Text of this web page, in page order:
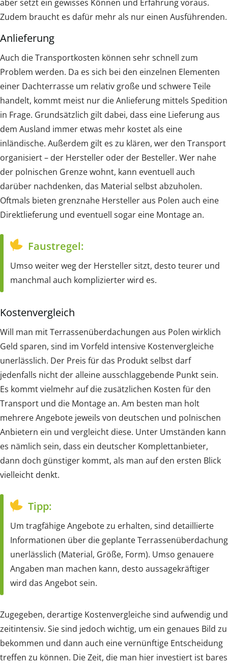
aber setzt ein gewisses Können und Erfahrung voraus.
Zudem braucht es dafür mehr als nur einen Ausführenden.
Anlieferung
Auch die Transportkosten können sehr schnell zum
Problem werden. Da es sich bei den einzelnen Elementen
einer Dachterrasse um relativ große und schwere Teile
handelt, kommt meist nur die Anlieferung mittels Spedition
in Frage. Grundsätzlich gilt dabei, dass eine Lieferung aus
dem Ausland immer etwas mehr kostet als eine
inländische. Außerdem gilt es zu klären, wer den Transport
organisiert – der Hersteller oder der Besteller. Wer nahe
der polnischen Grenze wohnt, kann eventuell auch
darüber nachdenken, das Material selbst abzuholen.
Oftmals bieten grenznahe Hersteller aus Polen auch eine
Direktlieferung und eventuell sogar eine Montage an.
Faustregel:
Umso weiter weg der Hersteller sitzt, desto teurer und
manchmal auch komplizierter wird es.
Kostenvergleich
Will man mit Terrassenüberdachungen aus Polen wirklich
Geld sparen, sind im Vorfeld intensive Kostenvergleiche
unerlässlich. Der Preis für das Produkt selbst darf
jedenfalls nicht der alleine ausschlaggebende Punkt sein.
Es kommt vielmehr auf die zusätzlichen Kosten für den
Transport und die Montage an. Am besten man holt
mehrere Angebote jeweils von deutschen und polnischen
Anbietern ein und vergleicht diese. Unter Umständen kann
es nämlich sein, dass ein deutscher Komplettanbieter,
dann doch günstiger kommt, als man auf den ersten Blick
vielleicht denkt.
Tipp:
Um tragfähige Angebote zu erhalten, sind detaillierte
Informationen über die geplante Terrassenüberdachung
unerlässlich (Material, Größe, Form). Umso genauere
Angaben man machen kann, desto aussagekräftiger
wird das Angebot sein.
Zugegeben, derartige Kostenvergleiche sind aufwendig und
zeitintensiv. Sie sind jedoch wichtig, um ein genaues Bild zu
bekommen und dann auch eine vernünftige Entscheidung
treffen zu können. Die Zeit, die man hier investiert ist bares